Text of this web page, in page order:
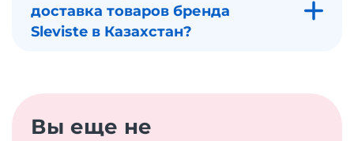
доставка товаров бренда
Sleviste в Казахстан?
Вы еще не